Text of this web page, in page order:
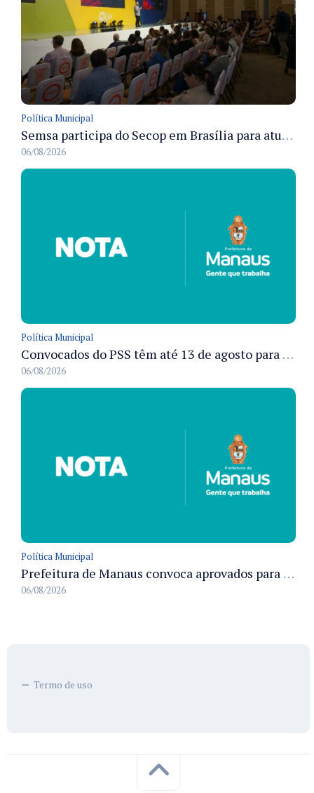
Política Municipal
Semsa participa do Secop em Brasília para atualizar tecnologia e modernizar gestão pública
06/08/2026
Política Municipal
Convocados do PSS têm até 13 de agosto para cumprir pré-admissionais para vacinação antirrábica animal em Manaus
06/08/2026
Política Municipal
Prefeitura de Manaus convoca aprovados para Campanha de Vacinação Antirrábica Animal e fixa prazo para pré-admissão
06/08/2026
Termo de uso